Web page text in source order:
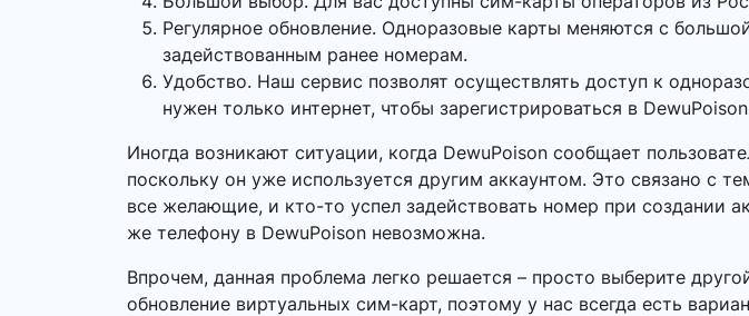
Регулярное обновление. Одноразовые карты меняются с
задействованным ранее номерам.
Удобство. Наш сервис позволят осуществлять доступ к
нужен только интернет, чтобы зарегистрироваться в
Иногда возникают ситуации, когда DewuPoison сообщает
поскольку он уже используется другим аккаунтом. Это связано с
все желающие, и кто-то успел задействовать номер при создании
же телефону в DewuPoison невозможна.
Впрочем, данная проблема легко решается – просто выберите
обновление виртуальных сим-карт, поэтому у нас всегда есть